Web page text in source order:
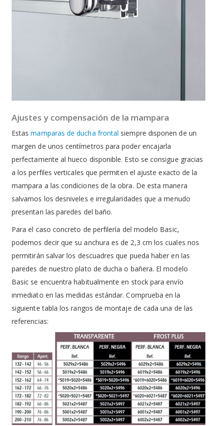
Ajustes y compensación de la mampara
Estasmamparas de ducha frontal siempre disponen de un
margen de unos centímetros para poder encajarla
perfectamente al hueco disponible. Esto se consigue gracias
a los perfiles verticales que permiten el ajuste exacto de la
mampara a las condiciones de la obra. De esta manera
salvamos los desniveles e irregularidades que a menudo
presentan las paredes del baño.
Para el caso concreto de perfilería del modelo Basic,
podemos decir que su anchura es de 2,3 cm los cuales nos
permitirán salvar los descuadres que pueda haber en las
paredes de nuestro plato de ducha o bañera. El modelo
Basic se encuentra habitualmente en stock para envío
inmediato en las medidas estándar. Comprueba en la
siguiente tabla los rangos de montaje de cada una de las
referencias: